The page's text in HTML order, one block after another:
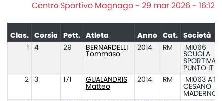
Centro Sportivo Magnago - 29 mar 2026 - 16:12
Clas. Corsia Pett. Atleta Anno Cat.
Società
4 29
BERNARDELLI
Tommaso
2014 RM
MI066
SCUOLA
SPORTIVA
PUNTO IT
2
3 171
GUALANDRIS
Matteo
2014 RM
MI063 ATL.
CESANO
MADERNO